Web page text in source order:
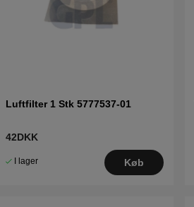
Luftfilter 1 Stk 5777537-01
42DKK
I lager Køb